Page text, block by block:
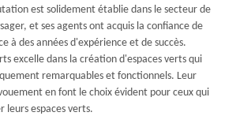
est solidement établie dans le secteur de
et ses agents ont acquis la confiance de
à des années d'expérience et de succès.
excelle dans la création d'espaces verts qui
remarquables et fonctionnels. Leur
en font le choix évident pour ceux qui
leurs espaces verts.